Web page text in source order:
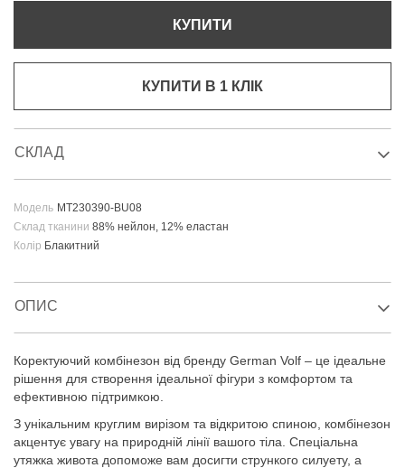
КУПИТИ
КУПИТИ В 1 КЛIК
СКЛАД
Модель MT230390-BU08
Склад тканини 88% нейлон, 12% еластан
Колір Блакитний
ОПИС
Коректуючий комбінезон від бренду German Volf – це ідеальне
рішення для створення ідеальної фігури з комфортом та
ефективною підтримкою.
З унікальним круглим вирізом та відкритою спиною, комбінезон
акцентує увагу на природній лінії вашого тіла. Спеціальна
утяжка живота допоможе вам досигти стрункого силуету, а